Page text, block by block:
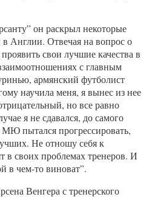
он раскрыл некоторые
в Англии. Отвечая на вопрос о
свои лучшие качества в
с главным
армянский футболист
научила меня, я вынес из нее
но все равно
я не сдавался, до самого
пытался прогрессировать,
Не отношу себя к
в своих проблемах тренеров. И
в чем-то виноват”.
Венгера с тренерского